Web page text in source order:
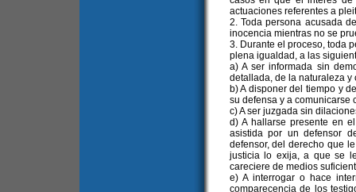
actuaciones referentes a
2. Toda persona acusada
inocencia mientras no se
3. Durante el proceso, toda
plena igualdad, a las
a) A ser informada sin
detallada, de la naturaleza y
b) A disponer del tiempo y
su defensa y a comunicarse
c) A ser juzgada sin
d) A hallarse presente en
asistida por un defensor
defensor, del derecho que
justicia lo exija, a que se
careciere de medios
e) A interrogar o hace
comparecencia de los